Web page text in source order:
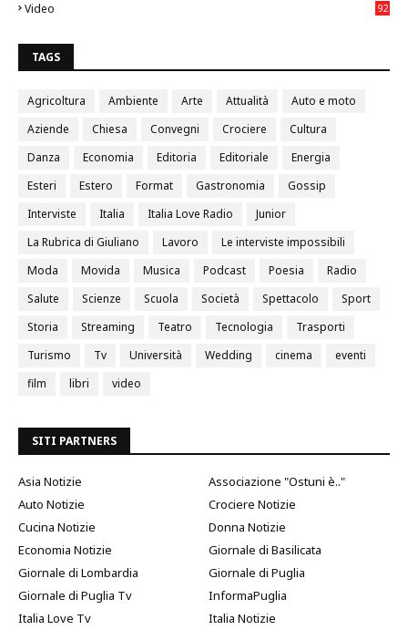
Video
92
TAGS
Agricoltura Ambiente Arte Attualità
Auto e moto
Aziende
Chiesa Convegni Crociere
Cultura
Danza
Economia Editoria Editoriale
Energia
Esteri
Estero Format Gastronomia
Gossip
Interviste
Italia Italia Love Radio
Junior
La Rubrica di Giuliano
Lavoro
Le interviste impossibili
Moda
Movida Musica Podcast Poesia
Radio
Salute
Scienze Scuola Società Spettacolo
Sport
Storia
Streaming Teatro Tecnologia
Trasporti
Turismo
Tv Università Wedding cinema
eventi
film
libri video
SITI PARTNERS
Asia Notizie
Associazione "Ostuni è.."
Auto Notizie
Crociere Notizie
Cucina Notizie
Donna Notizie
Economia Notizie
Giornale di Basilicata
Giornale di Lombardia
Giornale di Puglia
Giornale di Puglia Tv
InformaPuglia
Italia Love Tv
Italia Notizie